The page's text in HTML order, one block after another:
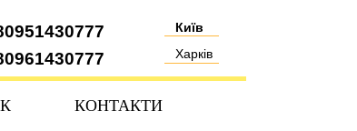
Київ
Харків
КОНТАКТИ